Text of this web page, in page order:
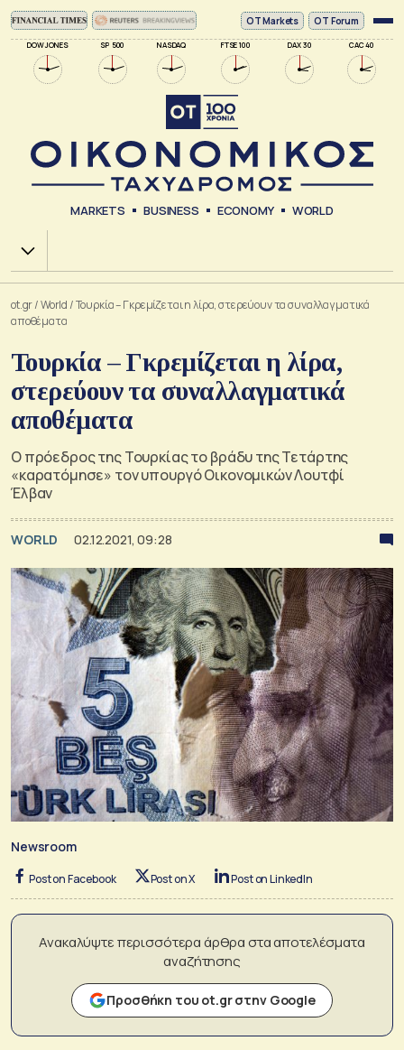
DOW JONES SP 500 NASDAQ FTSE 100 DAX 30 CAC 40
ΟΤ Markets OT Forum
MARKETS BUSINESS ECONOMY WORLD
Χ.Α.
ot.gr/World /Τουρκία – Γκρεμίζεται η λίρα, στερεύουν τα συναλλαγματικά
αποθέματα
Τουρκία – Γκρεμίζεται η λίρα,
στερεύουν τα συναλλαγματικά
αποθέματα
Ο πρόεδρος της Τουρκίας το βράδυ της Τετάρτης
«καρατόμησε» τον υπουργό Οικονομικών Λουτφί
Έλβαν
WORLD 02.12.2021, 09:28
Newsroom
Post on Facebook Post on X Post on LinkedIn
Ανακαλύψτε περισσότερα άρθρα στα αποτελέσματα
αναζήτησης
Προσθήκη του ot.gr στην Google